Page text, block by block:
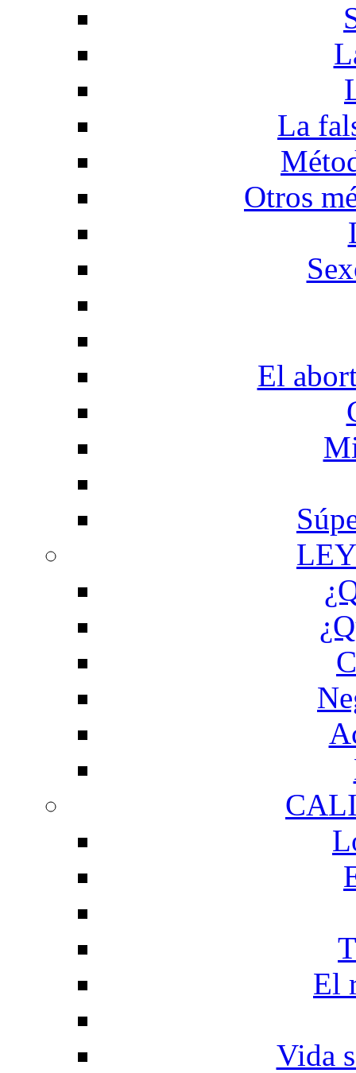
La
Otros
El
El
Vida